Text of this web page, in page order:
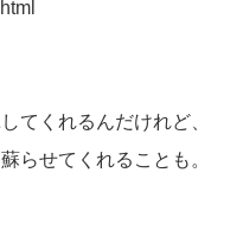
てくれるんだけれど、
らせてくれることも。